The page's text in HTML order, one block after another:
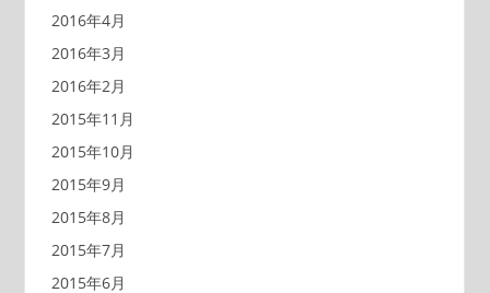
2016年4月
2016年3月
2016年2月
2015年11月
2015年10月
2015年9月
2015年8月
2015年7月
2015年6月